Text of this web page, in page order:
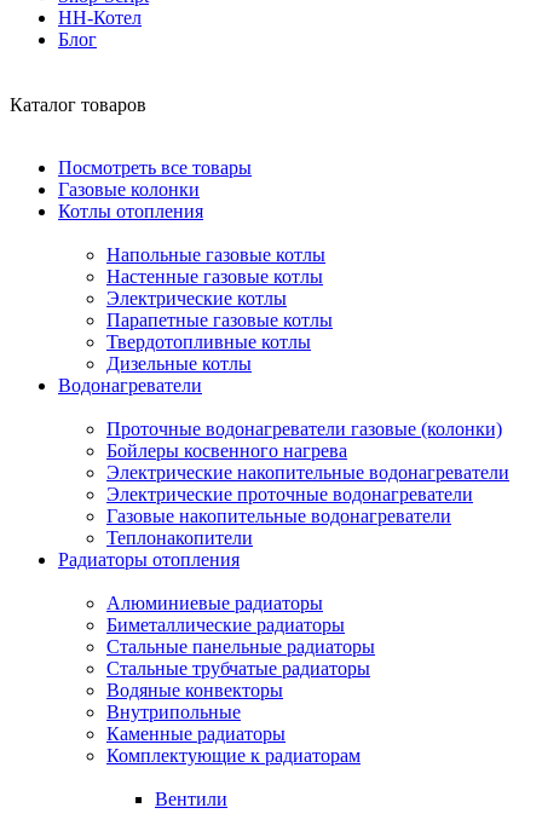
НН-Котел
Блог
Каталог товаров
Посмотреть все товары
Газовые колонки
Котлы отопления
Напольные газовые котлы
Настенные газовые котлы
Электрические котлы
Парапетные газовые котлы
Твердотопливные котлы
Дизельные котлы
Водонагреватели
Проточные водонагреватели газовые (колонки)
Бойлеры косвенного нагрева
Электрические накопительные водонагреватели
Электрические проточные водонагреватели
Газовые накопительные водонагреватели
Теплонакопители
Радиаторы отопления
Алюминиевые радиаторы
Биметаллические радиаторы
Стальные панельные радиаторы
Стальные трубчатые радиаторы
Водяные конвекторы
Внутрипольные
Каменные радиаторы
Комплектующие к радиаторам
Вентили